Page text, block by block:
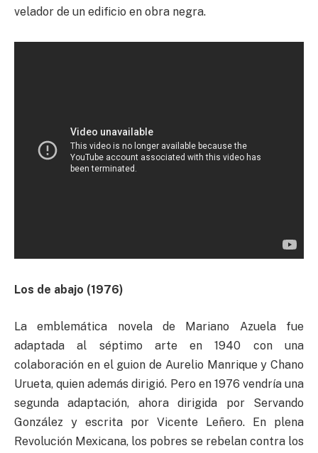
velador de un edificio en obra negra.
Los de abajo (1976)
La emblemática novela de Mariano Azuela fue
adaptada al séptimo arte en 1940 con una
colaboración en el guion de Aurelio Manrique y Chano
Urueta, quien además dirigió. Pero en 1976 vendría una
segunda adaptación, ahora dirigida por Servando
González y escrita por Vicente Leñero. En plena
Revolución Mexicana, los pobres se rebelan contra los